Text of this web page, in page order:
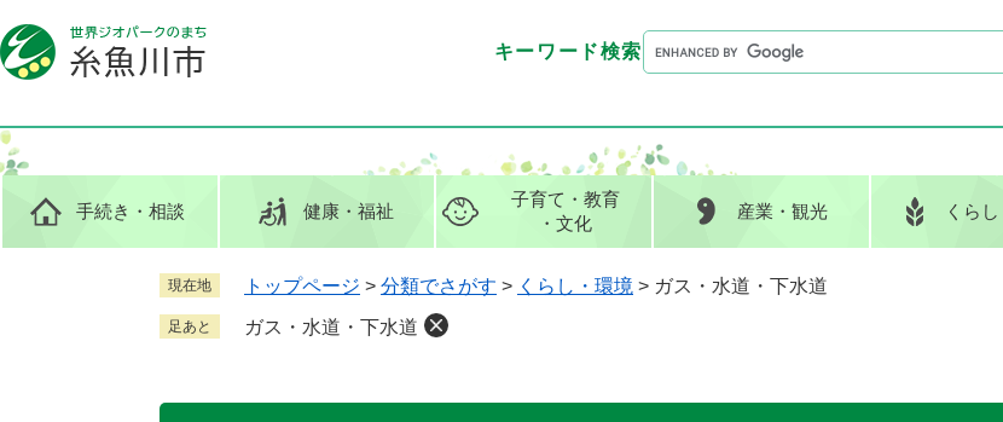
ー
ジ
先
頭
。
ニ
ュ
を
飛
て
キーワード検索G
o
e
カ
手続き ・相談 健康・福祉
子育て ・教育
・文化
産業 ・観光 くらし
キーワード検索
G
o
g
l
ス
タ
現在地 トップページ > 分類でさがす > くらし・環境 > ガス・水道・下水道
足あと ガス・水道・下水道